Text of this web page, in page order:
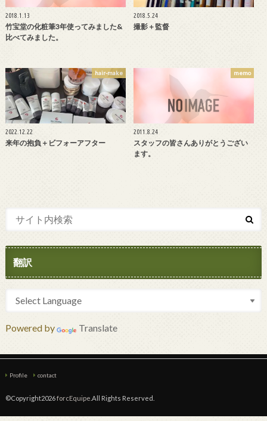
2018.1.13
竹宝堂の化粧筆3年使ってみました&
比べてみました。
2018.5.24
撮影＋監督
hair-make
2022.12.22
来年の抱負＋ビフォーアフター
memo
2011.8.24
スタッフの皆さんありがとうござい
ます。
翻訳
Powered by Translate
Profile contact
©Copyright2026forcEquipe .All Rights Reserved.